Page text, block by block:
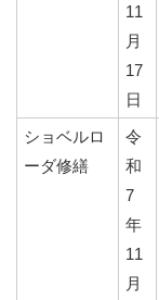
11
月
17
日
ショベルロ
ーダ修繕
令
和
7
年
11
月